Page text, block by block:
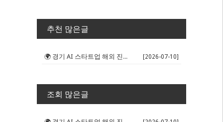
추천 많은글
🌍 경기 AI 스타트업 해외 진출 판... [2026-07-10]
조회 많은글